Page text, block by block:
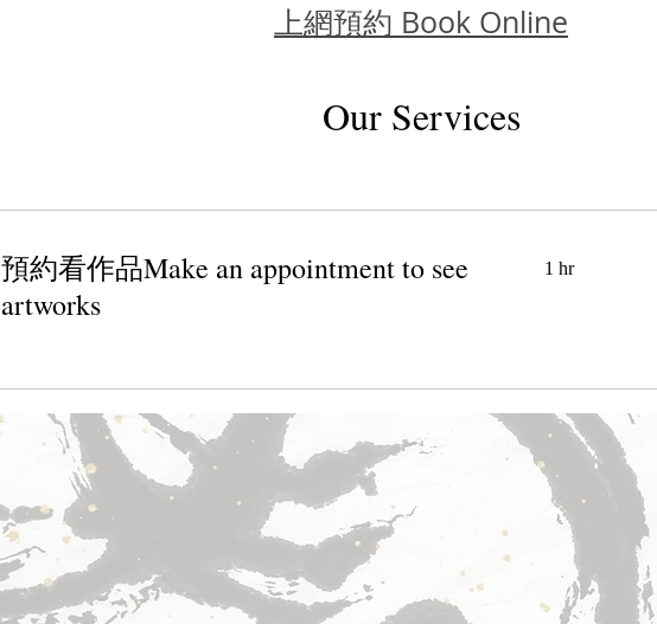
Our Services
預約看作品Make an appointment to see
artworks
1 hr
上網預約 Book Online